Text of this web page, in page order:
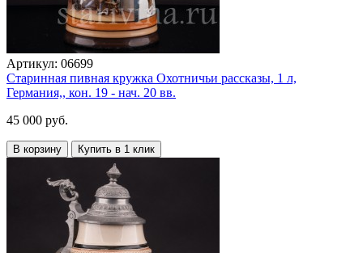
Артикул: 06699
Старинная пивная кружка Охотничьи рассказы, 1 л,
Германия,, кон. 19 - нач. 20 вв.
45 000 руб.
В корзину Купить в 1 клик